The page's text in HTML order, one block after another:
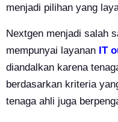
menjadi pilihan yang
Nextgen menjadi salah
mempunyai layanan IT
diandalkan karena t
berdasarkan kriteria
tenaga ahli juga